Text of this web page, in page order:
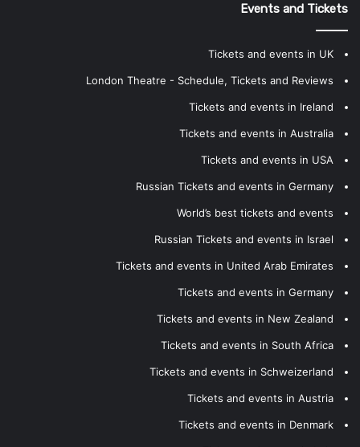
Events and Tickets
Tickets and events in UK
London Theatre - Schedule, Tickets and Reviews
Tickets and events in Ireland
Tickets and events in Australia
Tickets and events in USA
Russian Tickets and events in Germany
World’s best tickets and events
Russian Tickets and events in Israel
Tickets and events in United Arab Emirates
Tickets and events in Germany
Tickets and events in New Zealand
Tickets and events in South Africa
Tickets and events in Schweizerland
Tickets and events in Austria
Tickets and events in Denmark